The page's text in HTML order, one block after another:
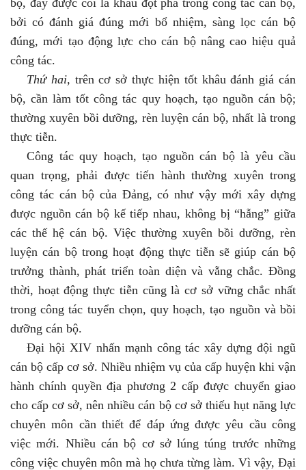
bộ, đây được coi là khâu đột phá trong công tác cán bộ,
bởi có đánh giá đúng mới bổ nhiệm, sàng lọc cán bộ
đúng, mới tạo động lực cho cán bộ nâng cao hiệu quả
công tác.
Thứ hai, trên cơ sở thực hiện tốt khâu đánh giá cán
bộ, cần làm tốt công tác quy hoạch, tạo nguồn cán bộ;
thường xuyên bồi dưỡng, rèn luyện cán bộ, nhất là trong
thực tiễn.
Công tác quy hoạch, tạo nguồn cán bộ là yêu cầu
quan trọng, phải được tiến hành thường xuyên trong
công tác cán bộ của Đảng, có như vậy mới xây dựng
được nguồn cán bộ kế tiếp nhau, không bị “hẫng” giữa
các thế hệ cán bộ. Việc thường xuyên bồi dưỡng, rèn
luyện cán bộ trong hoạt động thực tiễn sẽ giúp cán bộ
trưởng thành, phát triển toàn diện và vẵng chắc. Đồng
thời, hoạt động thực tiễn cũng là cơ sở vững chắc nhất
trong công tác tuyển chọn, quy hoạch, tạo nguồn và bồi
dưỡng cán bộ.
Đại hội XIV nhấn mạnh công tác xây dựng đội ngũ
cán bộ cấp cơ sở. Nhiều nhiệm vụ của cấp huyện khi vận
hành chính quyền địa phương 2 cấp được chuyển giao
cho cấp cơ sở, nên nhiều cán bộ cơ sở thiếu hụt năng lực
chuyên môn cần thiết để đáp ứng được yêu cầu công
việc mới. Nhiều cán bộ cơ sở lúng túng trước những
công việc chuyên môn mà họ chưa từng làm. Vì vậy, Đại